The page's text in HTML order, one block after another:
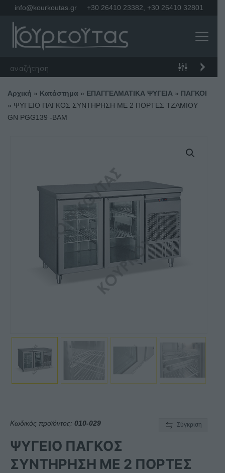
info@kourkoutas.gr +30 26410 23382 +30 26410 32801
Αρχική » Κατάστημα » ΕΠΑΓΓΕΛΜΑΤΙΚΑ ΨΥΓΕΙΑ » ΠΑΓΚΟΙ
» ΨΥΓΕΙΟ ΠΑΓΚΟΣ ΣΥΝΤΗΡΗΣΗ ΜΕ 2 ΠΟΡΤΕΣ ΤΖΑΜΙΟΥ
GN PGG139 -BAM
Κωδικός προϊόντος: 010-029 Σύγκριση
ΨΥΓΕΙΟ ΠΑΓΚΟΣ
ΣΥΝΤΗΡΗΣΗ ΜΕ 2 ΠΟΡΤΕΣ